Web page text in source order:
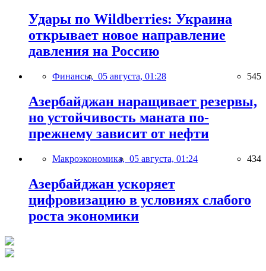
Удары по Wildberries: Украина
открывает новое направление
давления на Россию
Финансы, 05 августа, 01:28 545
Азербайджан наращивает резервы,
но устойчивость маната по-
прежнему зависит от нефти
Макроэкономика, 05 августа, 01:24 434
Азербайджан ускоряет
цифровизацию в условиях слабого
роста экономики